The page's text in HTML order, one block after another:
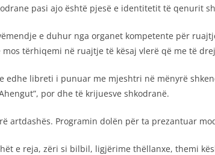
pasi ajo është pjesë e identitetit të qenurit
e duhur nga organet kompetente për
tërhiqemi në ruajtje të kësaj vlerë që me të
edhe libreti i punuar me mjeshtri në mënyrë
por dhe të krijuesve shkodranë.
artdashës. Programin dolën për ta prezantuar
e reja, zëri si bilbil, ligjërime thëllanxe, themi